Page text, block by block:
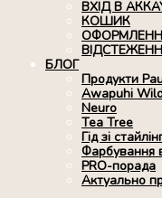
ВХІД В
КОШИК
БЛОГ
Продукти
Awapuhi
Neuro
Tea Tree
Гід зі
Фарбування
PRO-порада
Актуально